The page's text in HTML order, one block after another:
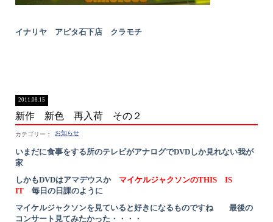
イナリヤ アピタ石下店 クラモチ
新作 新色 再入荷 その２
2011.08.15
お知らせ
いまだに食事をする所のテレビがアナログでDVDしか見れない我が
家
しかもDVDはアマデウスか マイケルジャクソンのTHIS IS
IT 毎日の日課のように
マイケルジャクソンを見ていると好きになるものですね 最後の
コンサート見てみたかった・・・・